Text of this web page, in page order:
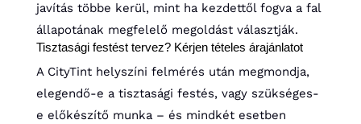
javítás többe kerül, mint ha kezdettől fogva a fal
állapotának megfelelő megoldást választják.
Tisztasági festést tervez? Kérjen tételes árajánlatot
A CityTint helyszíni felmérés után megmondja,
elegendő-e a tisztasági festés, vagy szükséges-
e előkészítő munka – és mindkét esetben